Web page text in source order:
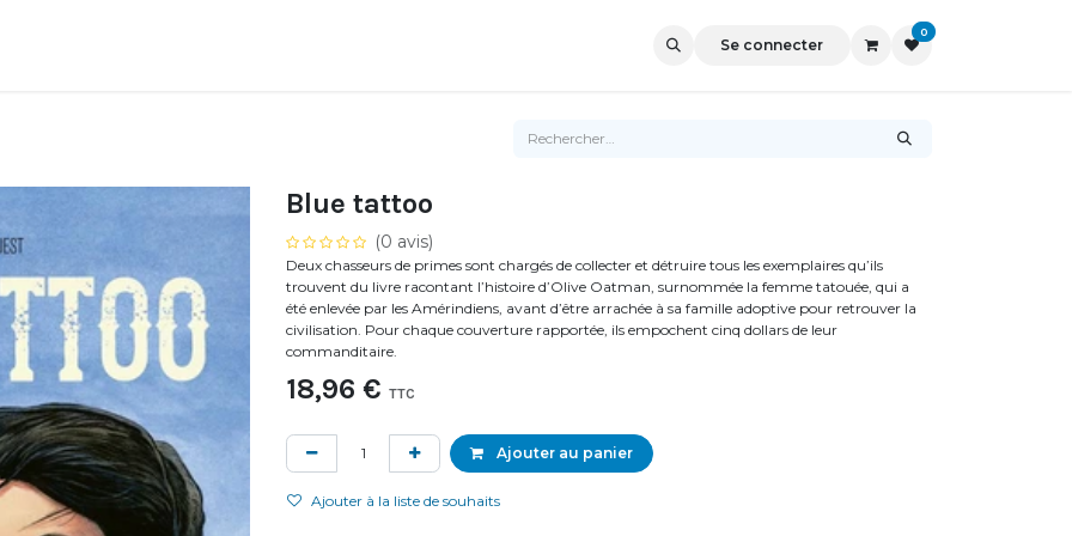
Se connecter
0
Blue tattoo
(0 avis)
Deux chasseurs de primes sont chargés de collecter et détruire tous les exemplaires qu’ils
trouvent du livre racontant l’histoire d’Olive Oatman, surnommée la femme tatouée, qui a
été enlevée par les Amérindiens, avant d’être arrachée à sa famille adoptive pour retrouver la
civilisation. Pour chaque couverture rapportée, ils empochent cinq dollars de leur
commanditaire.
18,96 € TTC
Ajouter au panier
Ajouter à la liste de souhaits